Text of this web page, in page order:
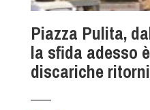
Piazza Pulita,
la sfida adesso
discariche